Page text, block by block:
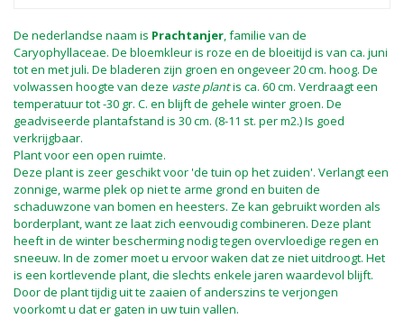
De nederlandse naam is Prachtanjer, familie van de
Caryophyllaceae. De bloemkleur is roze en de bloeitijd is van ca. juni
tot en met juli. De bladeren zijn groen en ongeveer 20 cm. hoog. De
volwassen hoogte van deze vaste plantis ca. 60 cm. Verdraagt een
temperatuur tot -30 gr. C. en blijft de gehele winter groen. De
geadviseerde plantafstand is 30 cm. (8-11 st. per m2.) Is goed
verkrijgbaar.
Plant voor een open ruimte.
Deze plant is zeer geschikt voor 'de tuin op het zuiden'. Verlangt een
zonnige, warme plek op niet te arme grond en buiten de
schaduwzone van bomen en heesters. Ze kan gebruikt worden als
borderplant, want ze laat zich eenvoudig combineren. Deze plant
heeft in de winter bescherming nodig tegen overvloedige regen en
sneeuw. In de zomer moet u ervoor waken dat ze niet uitdroogt. Het
is een kortlevende plant, die slechts enkele jaren waardevol blijft.
Door de plant tijdig uit te zaaien of anderszins te verjongen
voorkomt u dat er gaten in uw tuin vallen.